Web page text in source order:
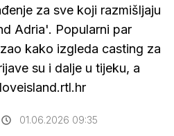
za sve koji razmišljaju
Adria'. Popularni par
kako izgleda casting za
su i dalje u tijeku, a
01.06.2026 09:35